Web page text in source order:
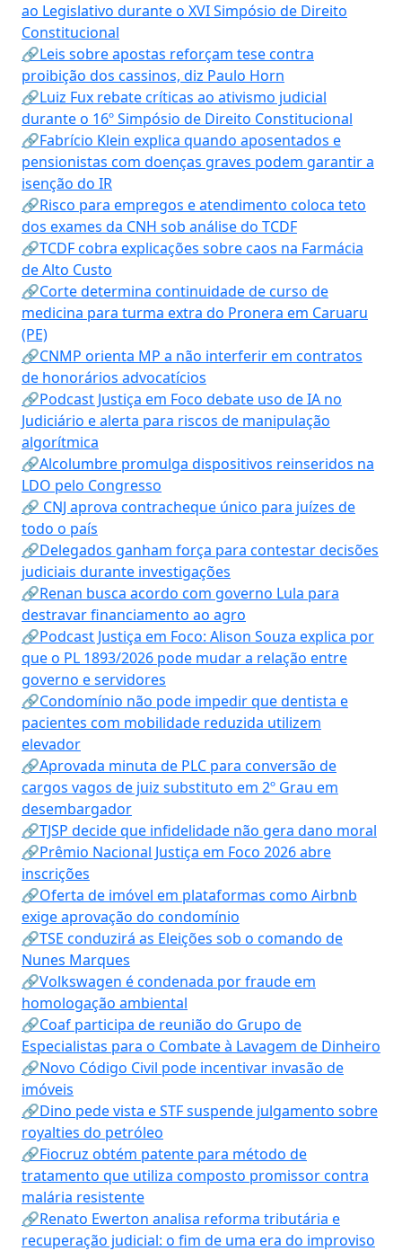
ao Legislativo durante o XVI Simpósio de Direito
Constitucional
🔗Leis sobre apostas reforçam tese contra
proibição dos cassinos, diz Paulo Horn
🔗Luiz Fux rebate críticas ao ativismo judicial
durante o 16º Simpósio de Direito Constitucional
🔗Fabrício Klein explica quando aposentados e
pensionistas com doenças graves podem garantir a
isenção do IR
🔗Risco para empregos e atendimento coloca teto
dos exames da CNH sob análise do TCDF
🔗TCDF cobra explicações sobre caos na Farmácia
de Alto Custo
🔗Corte determina continuidade de curso de
medicina para turma extra do Pronera em Caruaru
(PE)
🔗CNMP orienta MP a não interferir em contratos
de honorários advocatícios
🔗Podcast Justiça em Foco debate uso de IA no
Judiciário e alerta para riscos de manipulação
algorítmica
🔗Alcolumbre promulga dispositivos reinseridos na
LDO pelo Congresso
🔗 CNJ aprova contracheque único para juízes de
todo o país
🔗Delegados ganham força para contestar decisões
judiciais durante investigações
🔗Renan busca acordo com governo Lula para
destravar financiamento ao agro
🔗Podcast Justiça em Foco: Alison Souza explica por
que o PL 1893/2026 pode mudar a relação entre
governo e servidores
🔗Condomínio não pode impedir que dentista e
pacientes com mobilidade reduzida utilizem
elevador
🔗Aprovada minuta de PLC para conversão de
cargos vagos de juiz substituto em 2º Grau em
desembargador
🔗TJSP decide que infidelidade não gera dano moral
🔗Prêmio Nacional Justiça em Foco 2026 abre
inscrições
🔗Oferta de imóvel em plataformas como Airbnb
exige aprovação do condomínio
🔗TSE conduzirá as Eleições sob o comando de
Nunes Marques
🔗Volkswagen é condenada por fraude em
homologação ambiental
🔗Coaf participa de reunião do Grupo de
Especialistas para o Combate à Lavagem de Dinheiro
🔗Novo Código Civil pode incentivar invasão de
imóveis
🔗Dino pede vista e STF suspende julgamento sobre
royalties do petróleo
🔗Fiocruz obtém patente para método de
tratamento que utiliza composto promissor contra
malária resistente
🔗Renato Ewerton analisa reforma tributária e
recuperação judicial: o fim de uma era do improviso